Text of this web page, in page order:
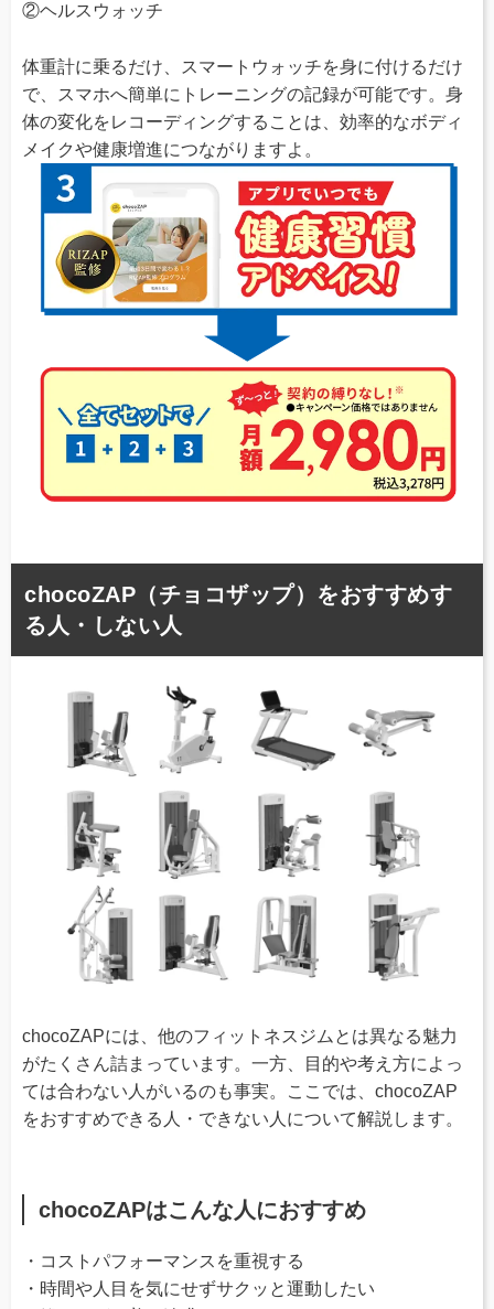
②ヘルスウォッチ
体重計に乗るだけ、スマートウォッチを身に付けるだけ
で、スマホへ簡単にトレーニングの記録が可能です。身
体の変化をレコーディングすることは、効率的なボディ
メイクや健康増進につながりますよ。
chocoZAP（チョコザップ）をおすすめす
る人・しない人
chocoZAPには、他のフィットネスジムとは異なる魅力
がたくさん詰まっています。一方、目的や考え方によっ
ては合わない人がいるのも事実。ここでは、chocoZAP
をおすすめできる人・できない人について解説します。
chocoZAPはこんな人におすすめ
・コストパフォーマンスを重視する
・時間や人目を気にせずサクッと運動したい